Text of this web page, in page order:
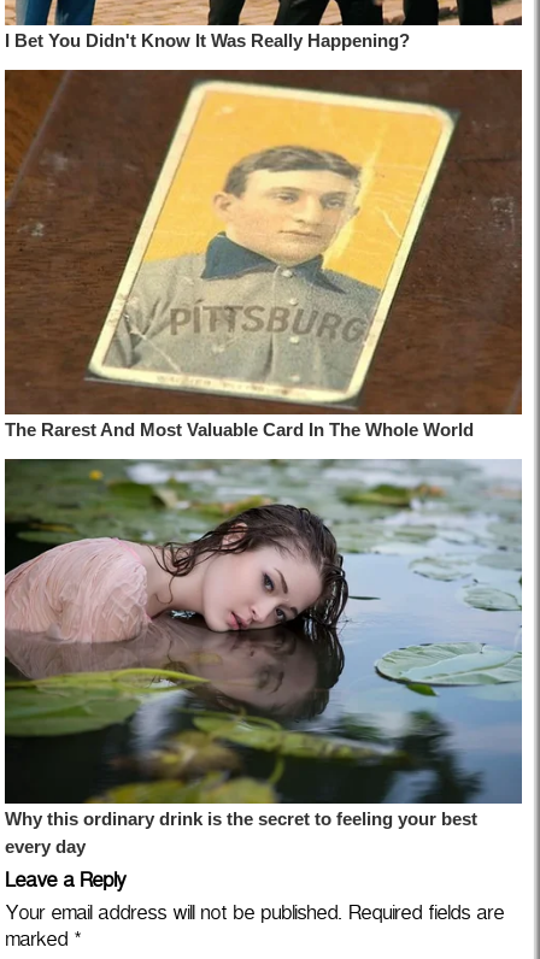
Leave a Reply
Your email address will not be published. Required fields are
marked *